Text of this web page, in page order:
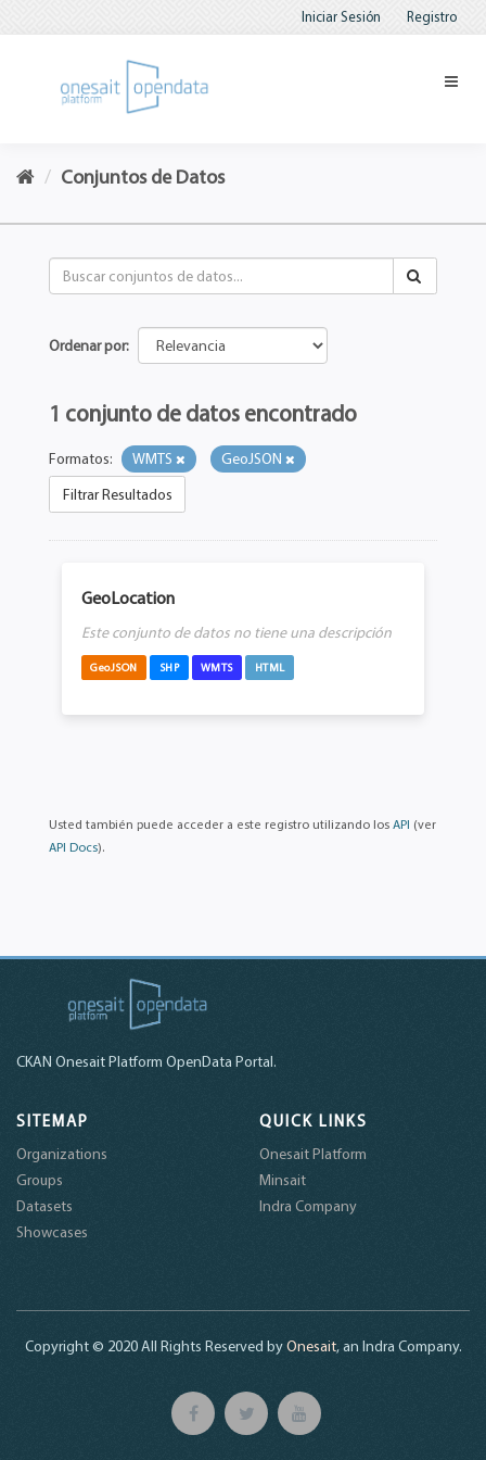
Iniciar Sesión Registro
Conjuntos de Datos
Ordenar por
1 conjunto de datos encontrado
Formatos: WMTS
GeoJSON
Filtrar Resultados
GeoLocation
Este conjunto de datos no tiene una descripción
GeoJSON SHP WMTS HTML
Usted también puede acceder a este registro utilizando los API (ver
API Docs).
CKAN Onesait Platform OpenData Portal.
SITEMAP
Organizations
Groups
Datasets
Showcases
QUICK LINKS
Onesait Platform
Minsait
Indra Company
Copyright © 2020 All Rights Reserved byOnesait, an Indra Company.